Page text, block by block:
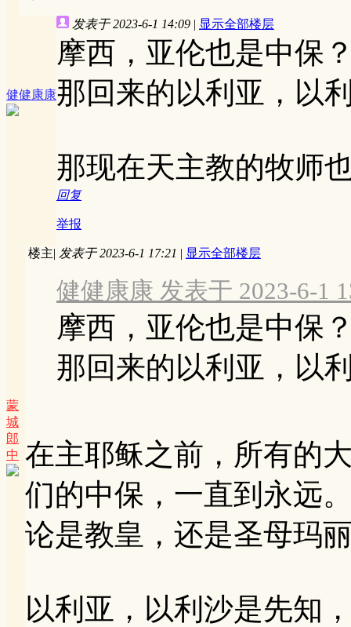
健健康康
发表于 2023-6-1 14:09 | 显示全部楼层
摩西，亚伦也是中保
那回来的以利亚，以
那现在天主教的牧师
回复
举报
蒙
城
郎
中
楼主| 发表于 2023-6-1 17:21 | 显示全部楼层
健健康康 发表于 2023-6-1
摩西，亚伦也是中保
那回来的以利亚，以
在主耶稣之前，所有的
们的中保，一直到永远
论是教皇，还是圣母玛
以利亚，以利沙是先知